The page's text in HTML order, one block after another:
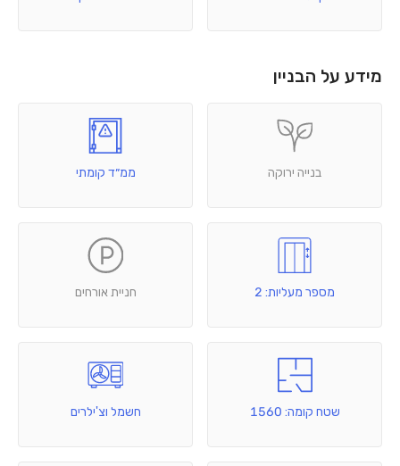
מידע על הבניין
בנייה ירוקה ממ״ד קומתי
מספר מעליות: 2 חניית אורחים
שטח קומה: 1560 חשמל וצ'ילרים